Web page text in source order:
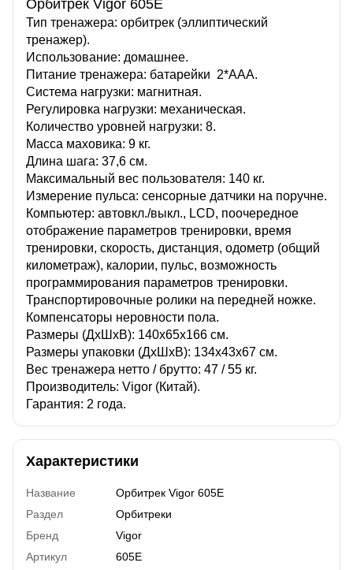
Орбитрек Vigor 605E
Тип тренажера: орбитрек (эллиптический
тренажер).
Использование: домашнее.
Питание тренажера: батарейки 2*ААА.
Система нагрузки: магнитная.
Регулировка нагрузки: механическая.
Количество уровней нагрузки: 8.
Масса маховика: 9 кг.
Длина шага: 37,6 см.
Максимальный вес пользователя: 140 кг.
Измерение пульса: сенсорные датчики на поручне.
Компьютер: автовкл./выкл., LCD, поочередное
отображение параметров тренировки, время
тренировки, скорость, дистанция, одометр (общий
километраж), калории, пульс, возможность
программирования параметров тренировки.
Транспортировочные ролики на передней ножке.
Компенсаторы неровности пола.
Размеры (ДхШхВ): 140х65х166 см.
Размеры упаковки (ДхШхВ): 134х43х67 см.
Вес тренажера нетто / брутто: 47 / 55 кг.
Производитель: Vigor (Китай).
Гарантия: 2 года.
Характеристики
Название
Орбитрек Vigor 605E
Раздел
Орбитреки
Бренд
Vigor
Артикул
605E